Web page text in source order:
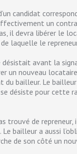
candidat
un
il devra libérer le
laquelle le
désistait avant la
un nouveau
du bailleur. Le
désiste pour cette
trouvé de
bailleur a aussi
de son côté un